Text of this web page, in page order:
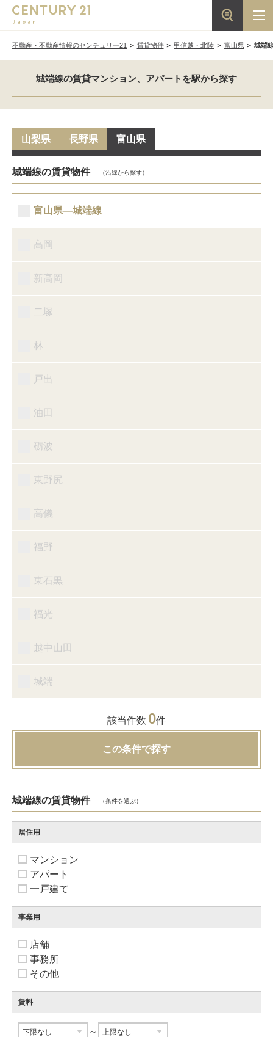
不動産・不動産情報のセンチュリー21 賃貸物件 甲信越・北陸 富山県 城端
城端線の賃貸マンション、アパートを駅から探す
山梨県 長野県 富山県
城端線の賃貸物件 （沿線から探す）
富山県―城端線
高岡
新高岡
二塚
林
戸出
油田
砺波
東野尻
高儀
福野
東石黒
福光
越中山田
城端
該当件数 0件
この条件で探す
城端線の賃貸物件 （条件を選ぶ）
居住用
マンション
アパート
一戸建て
事業用
店舗
事務所
その他
賃料
～